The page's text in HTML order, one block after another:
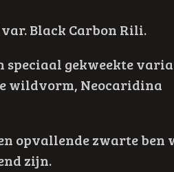
Black Carbon Rili.
speciaal gekweekte
wildvorm, Neocaridina
opvallende zwarte ben
zijn.